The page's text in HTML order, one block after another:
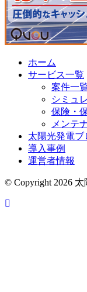
ホーム
サービス一覧
案件一
シミュ
保険・
メンテ
太陽光発電ブ
導入事例
運営者情報
© Copyright 2026 太